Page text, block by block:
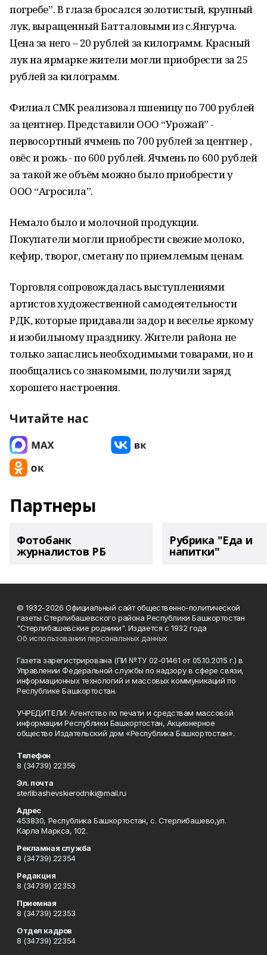
погребе”. В глаза бросался золотистый, крупный
лук, выращенный Батталовыми из с.Янгурча.
Цена за него – 20 рублей за килограмм. Красный
лук на ярмарке жители могли приобрести за 25
рублей за килограмм.
Филиал СМК реализовал пшеницу по 700 рублей
за центнер. Представили ООО “Урожай” -
первосортный ячмень по 700 рублей за центнер ,
овёс и рожь - по 600 рублей. Ячмень по 600 рублей
за такой же объём можно было приобрести у
ООО “Агросила”.
Немало было и молочной продукции.
Покупатели могли приобрести свежие молоко,
кефир, творог, сметану по приемлемым ценам.
Торговля сопровождалась выступлениями
артистов художественной самодеятельности
РДК, которые придавали задор и веселье яркому
и изобильному празднику. Жители района не
только запаслись необходимыми товарами, но и
пообщались со знакомыми, получили заряд
хорошего настроения.
Читайте нас
Партнеры
Фотобанк
журналистов РБ
Рубрика "Еда и
напитки"
© 1932-2026 Официальный сайт общественно-политической
газеты Стерлибашевского района Республики Башкортостан
"Стерлибашевские родники". Издается с 1932 года
Об использовании персональных данных
Газета зарегистрирована (ПИ №ТУ 02-01461 от 05.10.2015 г.) в
Управлении Федеральной службы по надзору в сфере связи,
информационных технологий и массовых коммуникаций по
Республике Башкортостан.
УЧРЕДИТЕЛИ: Агентство по печати и средствам массовой
информации Республики Башкортостан, Акционерное
общество Издательский дом «Республика Башкортостан».
Телефон
8 (34739) 22356
Эл. почта
sterlibashevskierodniki@mail.ru
Адрес
453830, Республика Башкортостан, c. Стерлибашево,ул.
Карла Маркса, 102.
Рекламная служба
8 (34739) 22354
Редакция
8 (34739) 22353
Приемная
8 (34739) 22353
Отдел кадров
8 (34739) 22354